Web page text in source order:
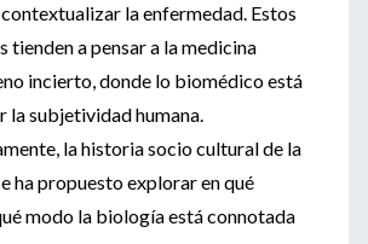
la enfermedad. Estos
tienden a pensar a la medicina
incierto, donde lo biomédico está
la subjetividad humana.
la historia socio cultural de la
ha propuesto explorar en qué
modo la biología está connotada